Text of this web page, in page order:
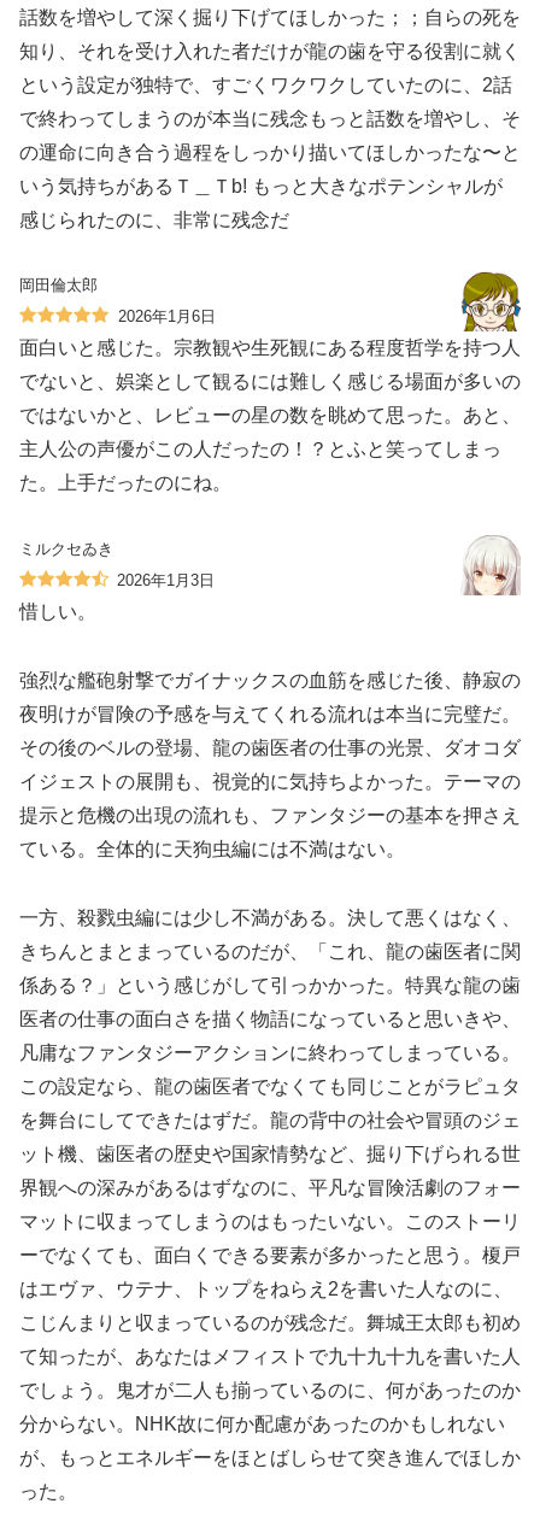
話数を増やして深く掘り下げてほしかった；；自らの死を
知り、それを受け入れた者だけが龍の歯を守る役割に就く
という設定が独特で、すごくワクワクしていたのに、2話
で終わってしまうのが本当に残念もっと話数を増やし、そ
の運命に向き合う過程をしっかり描いてほしかったな〜と
いう気持ちがあるＴ＿Ｔb! もっと大きなポテンシャルが
感じられたのに、非常に残念だ
岡田倫太郎
2026年1月6日
面白いと感じた。宗教観や生死観にある程度哲学を持つ人
でないと、娯楽として観るには難しく感じる場面が多いの
ではないかと、レビューの星の数を眺めて思った。あと、
主人公の声優がこの人だったの！？とふと笑ってしまっ
た。上手だったのにね。
ミルクセゐき
2026年1月3日
惜しい。
強烈な艦砲射撃でガイナックスの血筋を感じた後、静寂の
夜明けが冒険の予感を与えてくれる流れは本当に完璧だ。
その後のベルの登場、龍の歯医者の仕事の光景、ダオコダ
イジェストの展開も、視覚的に気持ちよかった。テーマの
提示と危機の出現の流れも、ファンタジーの基本を押さえ
ている。全体的に天狗虫編には不満はない。
一方、殺戮虫編には少し不満がある。決して悪くはなく、
きちんとまとまっているのだが、「これ、龍の歯医者に関
係ある？」という感じがして引っかかった。特異な龍の歯
医者の仕事の面白さを描く物語になっていると思いきや、
凡庸なファンタジーアクションに終わってしまっている。
この設定なら、龍の歯医者でなくても同じことがラピュタ
を舞台にしてできたはずだ。龍の背中の社会や冒頭のジェ
ット機、歯医者の歴史や国家情勢など、掘り下げられる世
界観への深みがあるはずなのに、平凡な冒険活劇のフォー
マットに収まってしまうのはもったいない。このストーリ
ーでなくても、面白くできる要素が多かったと思う。榎戸
はエヴァ、ウテナ、トップをねらえ2を書いた人なのに、
こじんまりと収まっているのが残念だ。舞城王太郎も初め
て知ったが、あなたはメフィストで九十九十九を書いた人
でしょう。鬼才が二人も揃っているのに、何があったのか
分からない。NHK故に何か配慮があったのかもしれない
が、もっとエネルギーをほとばしらせて突き進んでほしか
った。